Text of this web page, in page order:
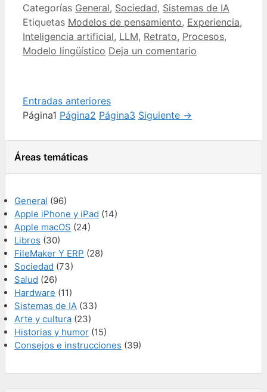
Categorías General, Sociedad, Sistemas de IA
Etiquetas Modelos de pensamiento, Experiencia,
Inteligencia artificial, LLM, Retrato, Procesos,
Modelo lingüístico Deja un comentario
Entradas anteriores
Página1 Página2 Página3 Siguiente →
Áreas temáticas
General (96)
Apple iPhone y iPad (14)
Apple macOS (24)
Libros (30)
FileMaker Y ERP (28)
Sociedad (73)
Salud (26)
Hardware (11)
Sistemas de IA (33)
Arte y cultura (23)
Historias y humor (15)
Consejos e instrucciones (39)